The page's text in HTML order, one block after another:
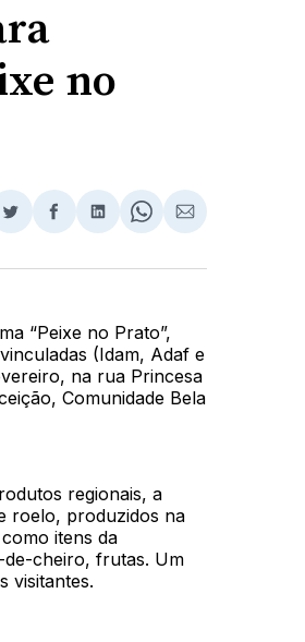
no
Compartilhar
Twitter
Compartilhar
Facebook
Compartilhar
LinkedIn
Share
WhatsApp
Compartilhar
Email
“Peixe no Prato”,
(Idam, Adaf e
na rua Princesa
Comunidade Bela
regionais, a
roelo, produzidos na
itens da
cheiro, frutas. Um
visitantes.